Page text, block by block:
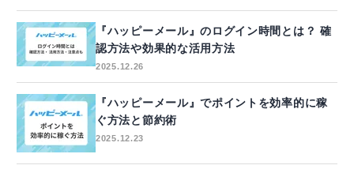
『ハッピーメール』のログイン時間とは？ 確
認方法や効果的な活用方法
2025.12.26
『ハッピーメール』でポイントを効率的に稼
ぐ方法と節約術
2025.12.23